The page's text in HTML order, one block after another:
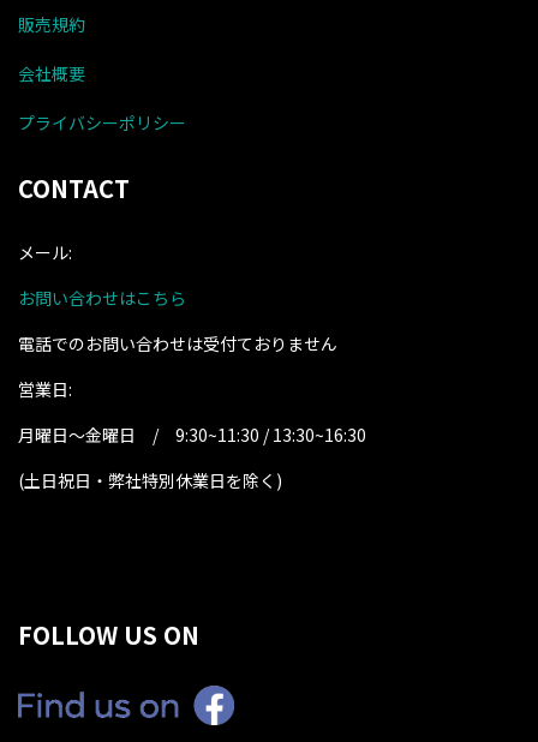
販売規約
会社概要
プライバシーポリシー
CONTACT
メール:
お問い合わせはこちら
電話でのお問い合わせは受付ておりません
営業日:
月曜日～金曜日 / 9:30~11:30 / 13:30~16:30
(土日祝日・弊社特別休業日を除く )
FOLLOW US ON